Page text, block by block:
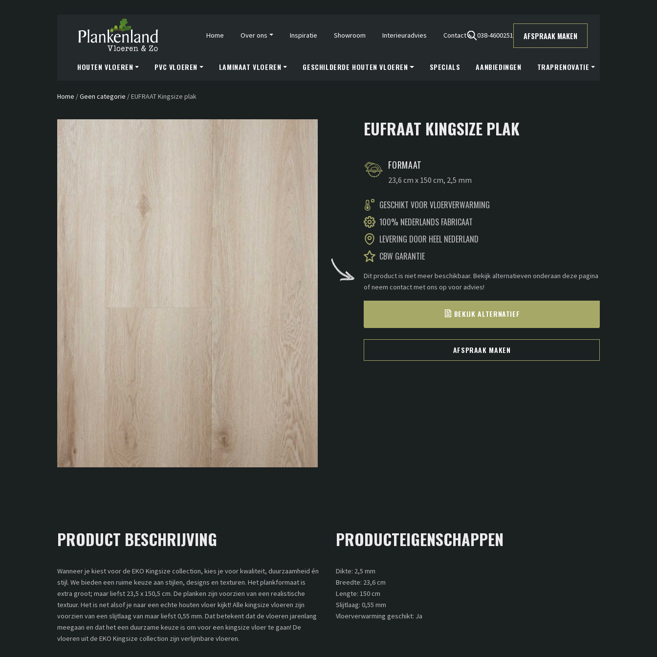
Home Over ons Inspiratie Showroom Interieuradvies Contact 038-4600251 AFSPRAAK MAKEN
HOUTEN VLOEREN PVC VLOEREN LAMINAAT VLOEREN GESCHILDERDE HOUTEN VLOEREN SPECIALS AANBIEDINGEN TRAPRENOVATIE
Home /Geen categorie /EUFRAAT Kingsize plak
EUFRAAT KINGSIZE PLAK
FORMAAT
23,6 cm x 150 cm, 2,5 mm
GESCHIKT VOOR VLOERVERWARMING
100% NEDERLANDS FABRICAAT
LEVERING DOOR HEEL NEDERLAND
CBW GARANTIE
Dit product is niet meer beschikbaar. Bekijk alternatieven onderaan deze pagina
of neem contact met ons op voor advies!
BEKIJK ALTERNATIEF
AFSPRAAK MAKEN
PRODUCT BESCHRIJVING
Wanneer je kiest voor de EKO Kingsize collection, kies je voor kwaliteit, duurzaamheid én
stijl. We bieden een ruime keuze aan stijlen, designs en texturen. Het plankformaat is
extra groot; maar liefst 23,5 x 150,5 cm. De planken zijn voorzien van een realistische
textuur. Het is net alsof je naar een echte houten vloer kijkt! Alle kingsize vloeren zijn
voorzien van een slijtlaag van maar liefst 0,55 mm. Dat betekent dat de vloeren jarenlang
meegaan en dat het een duurzame keuze is om voor een kingsize vloer te gaan! De
vloeren uit de EKO Kingsize collection zijn verlijmbare vloeren.
PRODUCTEIGENSCHAPPEN
Dikte: 2,5 mm
Breedte: 23,6 cm
Lengte: 150 cm
Slijtlaag: 0,55 mm
Vloerverwarming geschikt: Ja